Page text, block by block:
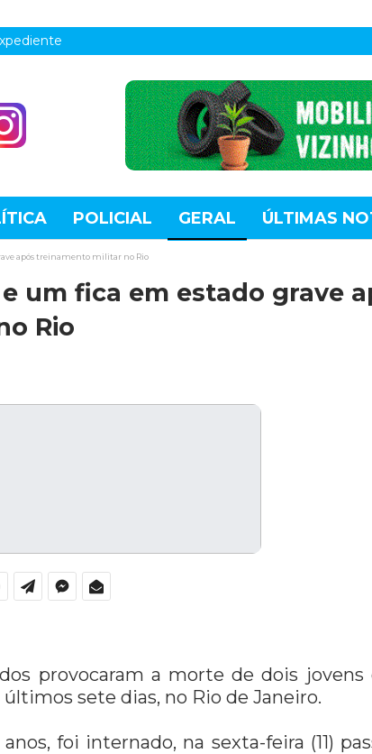
POLICIAL GERAL ÚLTIMAS
ESPORTE MUNDO
após treinamento militar no Rio
um fica em estado grave
Rio
provocaram a morte de dois
sete dias, no Rio de Janeiro.
foi internado, na sexta-feira (11)